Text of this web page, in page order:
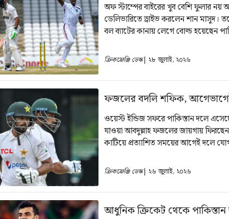
অফ স্টাম্পের বাইরের খুব বেশি ফুলার
ডেলিভারিতে ড্রাইভ করলেন শান মাসুদ।
বল ব্যাটের কানায় লেগে বোল্ড হয়েছেন
গ্রিভস।
ক্রিকফ্রেঞ্জি ডেস্ক| ২৮ জুলাই, ২০২৬
ফজলের বদলি শফিক,
ওয়েস্ট ইন্ডিজ সফরে পাকিস্তান দলে
যাওয়া আবদুল্লাহ ফজলের জায়গায়
কাটিয়ে প্রত্যাশিত সময়ের আগেই দলে যোগ
দলের সাথে যুক্ত হবেন। এক বিবৃতিতে
ক্রিকফ্রেঞ্জি ডেস্ক| ২৬ জুলাই, ২০২৬
আধুনিক ক্রিকেট থেকে